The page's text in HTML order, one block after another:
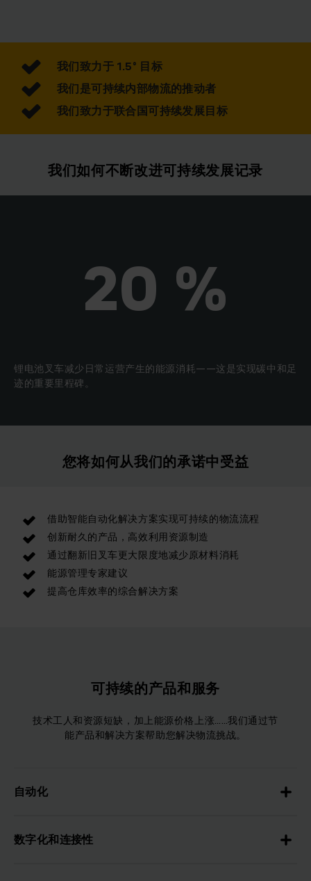
我们致力于 1.5° 目标
我们是可持续内部物流的推动者
我们致力于联合国可持续发展目标
我们如何不断改进可持续发展记录
锂电池叉车减少日常运营产生的能源消耗——这是实现碳中和足
迹的重要里程碑。
20 %
您将如何从我们的承诺中受益
借助智能自动化解决方案实现可持续的物流流程
创新耐久的产品，高效利用资源制造
通过翻新旧叉车更大限度地减少原材料消耗
能源管理专家建议
提高仓库效率的综合解决方案
可持续的产品和服务
技术工人和资源短缺，加上能源价格上涨……我们通过节
能产品和解决方案帮助您解决物流挑战。
自动化
数字化和连接性